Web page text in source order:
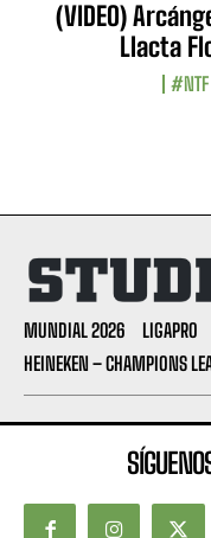
(VIDEO)
Llacta
#NTF
MUNDIAL 2026 LIGAPRO
HEINEKEN – CHAMPIONS